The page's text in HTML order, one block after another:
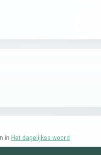
in Het dagelijkse woord